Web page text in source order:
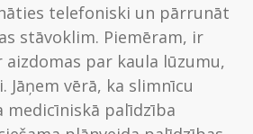
telefoniski un pārrunāt
stāvoklim. Piemēram, ir
par kaula lūzumu,
vērā, ka slimnīcu
medicīniskā palīdzība